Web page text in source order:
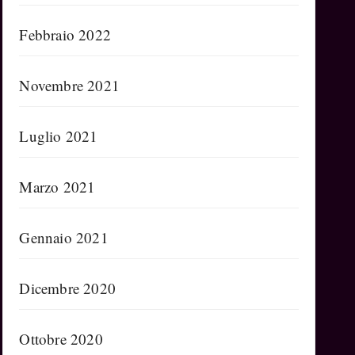
Febbraio 2022
Novembre 2021
Luglio 2021
Marzo 2021
Gennaio 2021
Dicembre 2020
Ottobre 2020